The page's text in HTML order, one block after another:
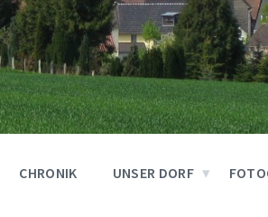
CHRONIK UNSER DORF